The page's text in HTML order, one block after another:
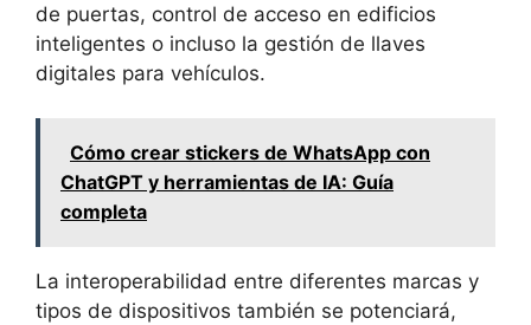
de puertas, control de acceso en edificios
inteligentes o incluso la gestión de llaves
digitales para vehículos.
Cómo crear stickers de WhatsApp con
ChatGPT y herramientas de IA: Guía
completa
La interoperabilidad entre diferentes marcas y
tipos de dispositivos también se potenciará,